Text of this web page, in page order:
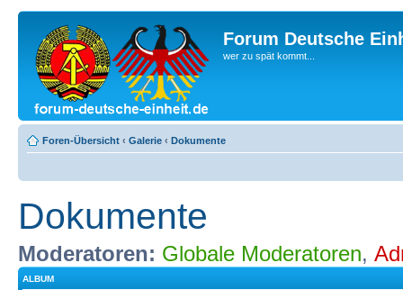
Forum Deutsche
wer zu spät kommt...
Foren-Übersicht ‹ Galerie ‹ Dokumente
Dokumente
Moderatoren: Globale Moderatoren,
ALBUM